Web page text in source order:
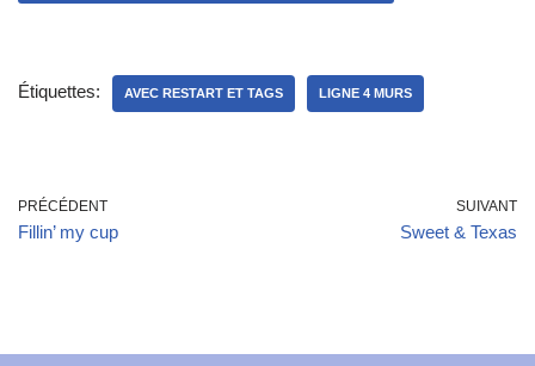
Étiquettes: AVEC RESTART ET TAGS LIGNE 4 MURS
PRÉCÉDENT
Fillin’ my cup
SUIVANT
Sweet & Texas